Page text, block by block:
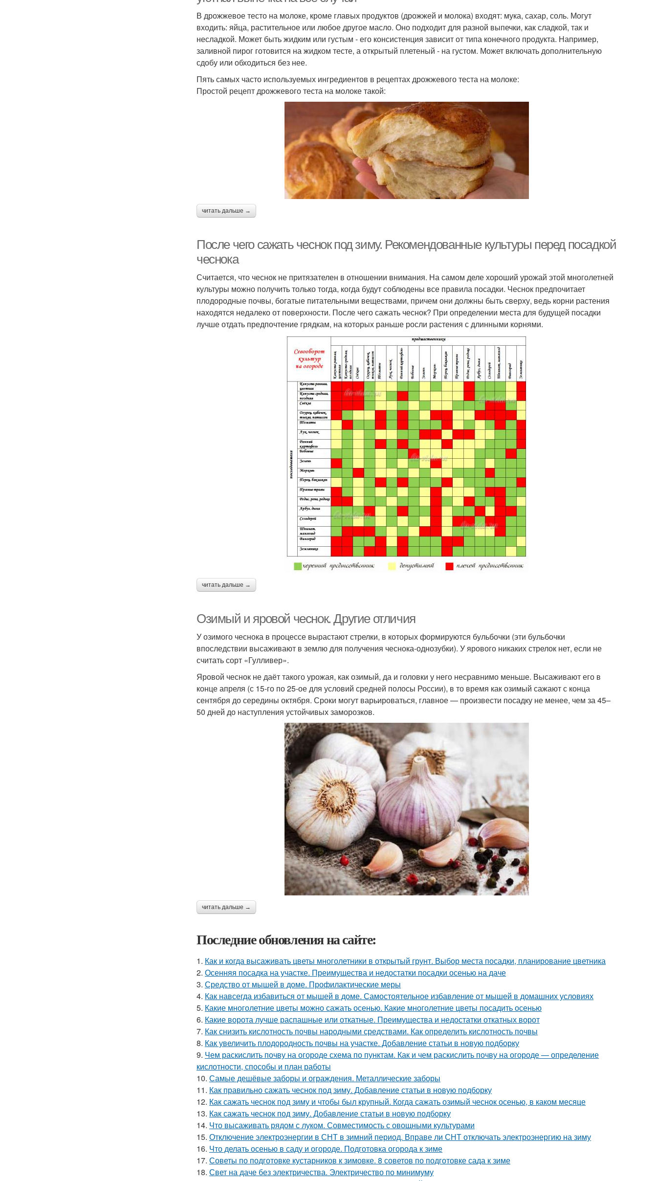
В дрожжевое тесто на молоке, кроме главых продуктов (дрожжей и молока) входят: мука, сахар, соль. Могут
входить: яйца, растительное или любое другое масло. Оно подходит для разной выпечки, как сладкой, так и
несладкой. Может быть жидким или густым - его консистенция зависит от типа конечного продукта. Например,
заливной пирог готовится на жидком тесте, а открытый плетеный - на густом. Может включать дополнительную
сдобу или обходиться без нее.
Пять самых часто используемых ингредиентов в рецептах дрожжевого теста на молоке:
Простой рецепт дрожжевого теста на молоке такой:
читать дальше →
После чего сажать чеснок под зиму. Рекомендованные культуры перед посадкой
чеснока
Считается, что чеснок не притязателен в отношении внимания. На самом деле хороший урожай этой многолетней
культуры можно получить только тогда, когда будут соблюдены все правила посадки. Чеснок предпочитает
плодородные почвы, богатые питательными веществами, причем они должны быть сверху, ведь корни растения
находятся недалеко от поверхности. После чего сажать чеснок? При определении места для будущей посадки
лучше отдать предпочтение грядкам, на которых раньше росли растения с длинными корнями.
читать дальше →
Озимый и яровой чеснок. Другие отличия
У озимого чеснока в процессе вырастают стрелки, в которых формируются бульбочки (эти бульбочки
впоследствии высаживают в землю для получения чеснока-однозубки). У ярового никаких стрелок нет, если не
считать сорт «Гулливер».
Яровой чеснок не даёт такого урожая, как озимый, да и головки у него несравнимо меньше. Высаживают его в
конце апреля (с 15-го по 25-ое для условий средней полосы России), в то время как озимый сажают с конца
сентября до середины октября. Сроки могут варьироваться, главное — произвести посадку не менее, чем за 45–
50 дней до наступления устойчивых заморозков.
читать дальше →
Последние обновления на сайте:
1. Как и когда высаживать цветы многолетники в открытый грунт. Выбор места посадки, планирование цветника
2. Осенняя посадка на участке. Преимущества и недостатки посадки осенью на даче
3. Средство от мышей в доме. Профилактические меры
4. Как навсегда избавиться от мышей в доме. Самостоятельное избавление от мышей в домашних условиях
5. Какие многолетние цветы можно сажать осенью. Какие многолетние цветы посадить осенью
6. Какие ворота лучше распашные или откатные. Преимущества и недостатки откатных ворот
7. Как снизить кислотность почвы народными средствами. Как определить кислотность почвы
8. Как увеличить плодородность почвы на участке. Добавление статьи в новую подборку
9. Чем раскислить почву на огороде схема по пунктам. Как и чем раскислить почву на огороде — определение
кислотности, способы и план работы
10. Самые дешёвые заборы и ограждения. Металлические заборы
11. Как правильно сажать чеснок под зиму. Добавление статьи в новую подборку
12. Как сажать чеснок под зиму и чтобы был крупный. Когда сажать озимый чеснок осенью, в каком месяце
13. Как сажать чеснок под зиму. Добавление статьи в новую подборку
14. Что высаживать рядом с луком. Совместимость с овощными культурами
15. Отключение электроэнергии в СНТ в зимний период. Вправе ли СНТ отключать электроэнергию на зиму
16. Что делать осенью в саду и огороде. Подготовка огорода к зиме
17. Советы по подготовке кустарников к зимовке. 8 советов по подготовке сада к зиме
18. Свет на даче без электричества. Электричество по минимуму